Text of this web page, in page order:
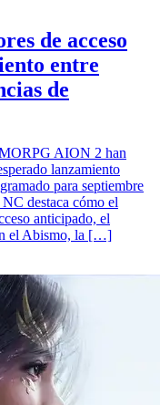
de acceso
entre
de
AION 2 han
lanzamiento
para septiembre
destaca cómo el
anticipado, el
el Abismo, la […]